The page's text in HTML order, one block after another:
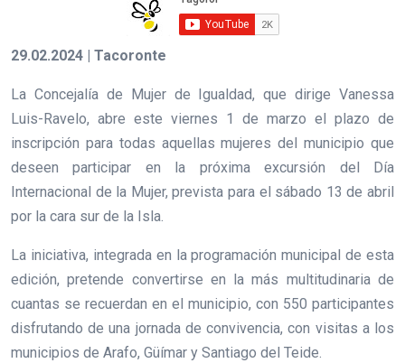
29.02.2024 | Tacoronte
La Concejalía de Mujer de Igualdad, que dirige Vanessa
Luis-Ravelo, abre este viernes 1 de marzo el plazo de
inscripción para todas aquellas mujeres del municipio que
deseen participar en la próxima excursión del Día
Internacional de la Mujer, prevista para el sábado 13 de abril
por la cara sur de la Isla.
La iniciativa, integrada en la programación municipal de esta
edición, pretende convertirse en la más multitudinaria de
cuantas se recuerdan en el municipio, con 550 participantes
disfrutando de una jornada de convivencia, con visitas a los
municipios de Arafo, Güímar y Santiago del Teide.